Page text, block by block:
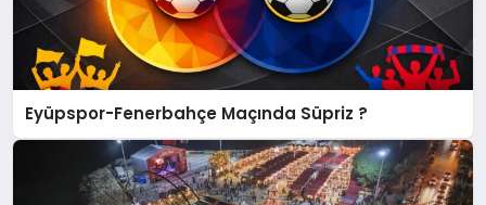
Eyüpspor-Fenerbahçe Maçında Süpriz ?